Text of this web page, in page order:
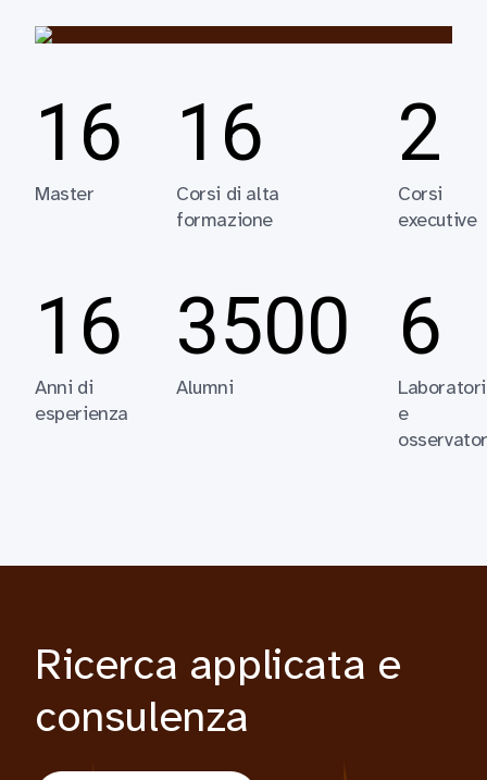
16
Master
16
Corsi di alta
formazione
2
Corsi
executive
16
Anni di
esperienza
3500
Alumni
6
Laboratori
e
Ricerca applicata e
consulenza